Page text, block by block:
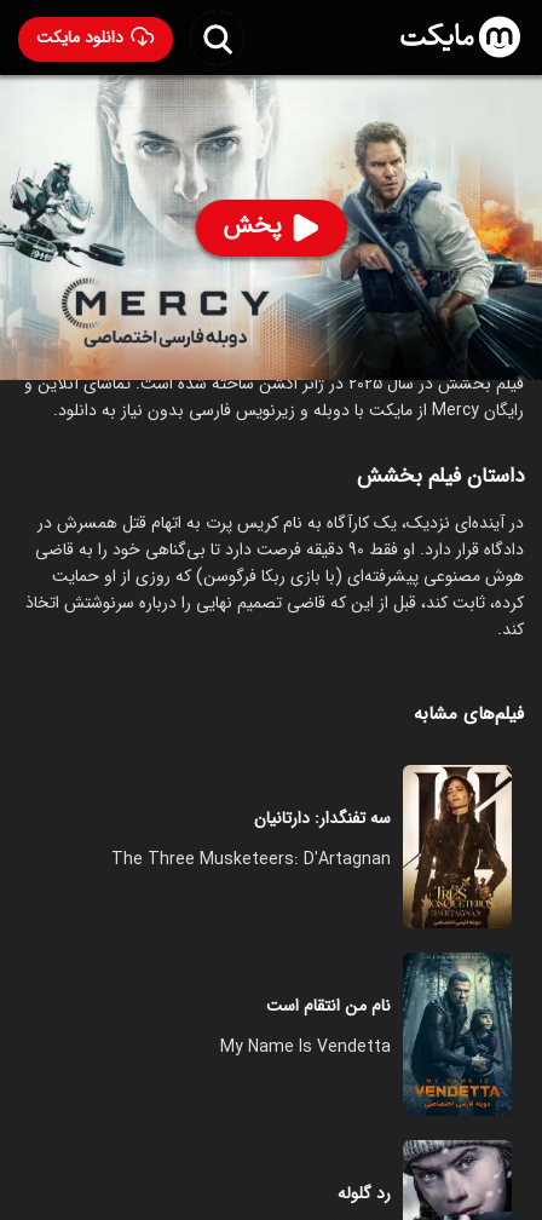
دانلود مایکت
پخش
۱۱۱ 92% ۶.۲
ساخت آمریکا سال 2025
رده سنی ۱۳+
اکشن
جنایی درام علمی‌تخیلی
درباره فیلم بخشش
فیلم بخشش در سال 2025 در ژانر اکشن ساخته شده است. تماشای آنلاین و
رایگان Mercy از مایکت با دوبله و زیرنویس فارسی بدون نیاز به دانلود.
داستان فیلم بخشش
در آینده‌ای نزدیک، یک کارآگاه به نام کریس پرت به اتهام قتل همسرش در
دادگاه قرار دارد. او فقط 90 دقیقه فرصت دارد تا بی‌گناهی خود را به قاضی
هوش مصنوعی پیشرفته‌ای (با بازی ربکا فرگوسن) که روزی از او حمایت
کرده، ثابت کند، قبل از این که قاضی تصمیم نهایی را درباره سرنوشتش اتخاذ
کند.
فیلم‌های مشابه
سه تفنگدار: دارتانیان
The Three Musketeers: D'Artagnan
نام من انتقام است
My Name Is Vendetta
رد گلوله